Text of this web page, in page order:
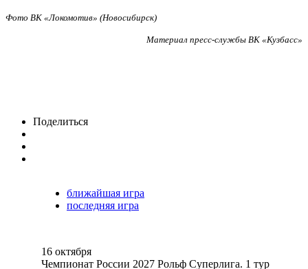
Фото ВК «Локомотив» (Новосибирск)
Материал пресс-службы ВК «Кузбасс»
Поделиться
ближайшая игра
последняя игра
16 октября
Чемпионат России 2027 Рольф Суперлига. 1 тур